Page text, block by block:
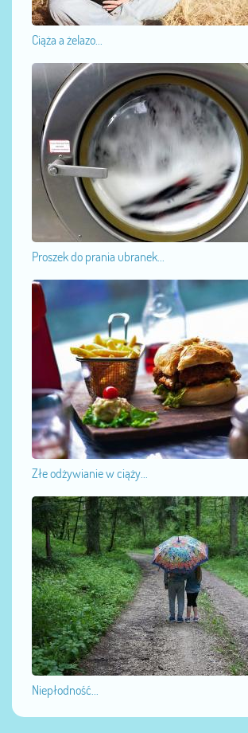
Ciąża a żelazo...
Proszek do prania ubranek...
Złe odżywianie w ciąży...
Niepłodność...